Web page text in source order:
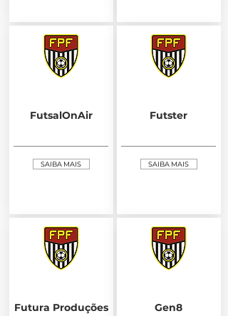
FutsalOnAir
SAIBA MAIS
Futura Produções
Futster
SAIBA MAIS
Gen8